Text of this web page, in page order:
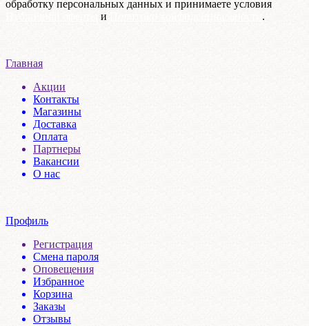
обработку персональных данных и принимаете условия
и .
Главная
Акции
Контакты
Магазины
Доставка
Оплата
Партнеры
Вакансии
О нас
Профиль
Регистрация
Смена пароля
Оповещения
Избранное
Корзина
Заказы
Отзывы